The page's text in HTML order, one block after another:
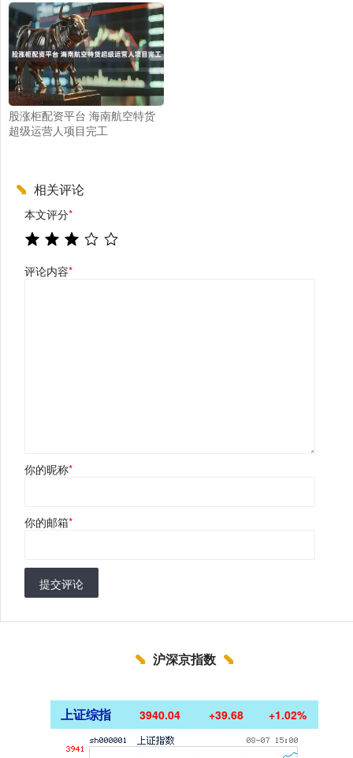
股涨柜配资平台 海南航空特货
超级运营人项目完工
相关评论
本文评分*
评论内容*
你的昵称*
你的邮箱*
提交评论
沪深京指数
上证综指 3940.04 +39.68 +1.02%